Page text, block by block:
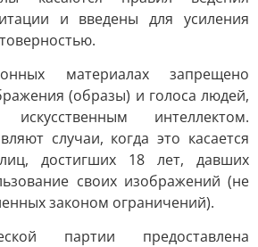
и введены для усиления
материалах запрещено
(образы) и голоса людей,
искусственным интеллектом.
случаи, когда это касается
достигших 18 лет, давших
своих изображений (не
законом ограничений).
партии предоставлена